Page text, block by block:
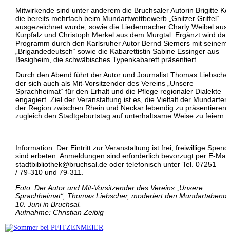
Mitwirkende sind unter anderem die Bruchsaler Autorin Brigitte
die bereits mehrfach beim Mundartwettbewerb „Gnitzer Griffel“
ausgezeichnet wurde, sowie die Liedermacher Charly Weibel aus
Kurpfalz und Christoph Merkel aus dem Murgtal. Ergänzt wird das
Programm durch den Karlsruher Autor Bernd Siemers mit seinem
„Brigandedeutsch“ sowie die Kabarettistin Sabine Essinger aus
Besigheim, die schwäbisches Typenkabarett präsentiert.
Durch den Abend führt der Autor und Journalist Thomas
der sich auch als Mit-Vorsitzender des Vereins „Unsere
Sprachheimat“ für den Erhalt und die Pflege regionaler Dialekte
engagiert. Ziel der Veranstaltung ist es, die Vielfalt der Mundarten
der Region zwischen Rhein und Neckar lebendig zu präsentieren
zugleich den Stadtgeburtstag auf unterhaltsame Weise zu feiern.
Information: Der Eintritt zur Veranstaltung ist frei, freiwillige
sind erbeten. Anmeldungen sind erforderlich bevorzugt per E-
stadtbibliothek@bruchsal.de oder telefonisch unter Tel. 07251
/ 79-310 und 79-311.
Foto: Der Autor und Mit-Vorsitzender des Vereins „Unsere
Sprachheimat“, Thomas Liebscher, moderiert den Mundartabend
10. Juni in Bruchsal.
Aufnahme: Christian Zeibig